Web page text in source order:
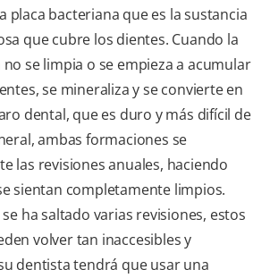
placa bacteriana que es la sustancia
que cubre los dientes. Cuando la
se limpia o se empieza a acumular
se mineraliza y se convierte en
dental, que es duro y más difícil de
ambas formaciones se
las revisiones anuales, haciendo
sientan completamente limpios.
ha saltado varias revisiones, estos
volver tan inaccesibles y
dentista tendrá que usar una